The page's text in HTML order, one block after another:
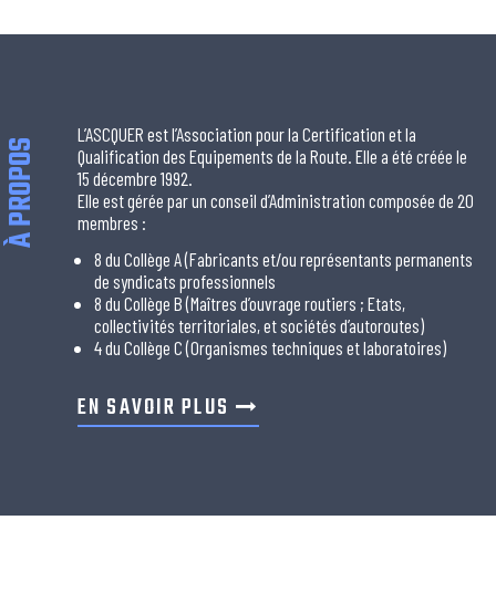
À PROPOS
L’ASCQUER est l’Association pour la Certification et la
Qualification des Equipements de la Route. Elle a été créée le
15 décembre 1992.
Elle est gérée par un conseil d’Administration composée de 20
membres :
8 du Collège A (Fabricants et/ou représentants permanents
de syndicats professionnels
8 du Collège B (Maîtres d’ouvrage routiers ; Etats,
collectivités territoriales, et sociétés d’autoroutes)
4 du Collège C (Organismes techniques et laboratoires)
EN SAVOIR PLUS